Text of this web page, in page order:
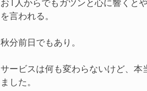
お1人からでもガツンと心に響くと
を言われる。
秋分前日でもあり。
サービスは何も変わらないけど、
ました。